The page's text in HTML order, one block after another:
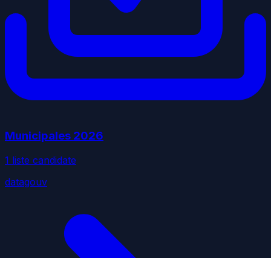
Municipales 2026
1 liste candidate
datagouv